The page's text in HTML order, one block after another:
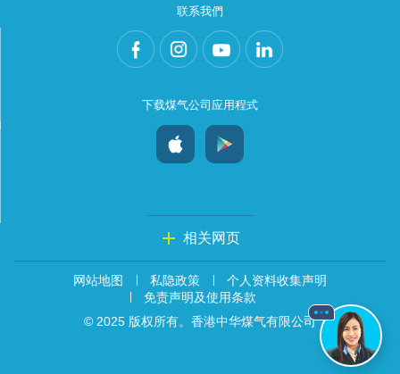
联系我們
下载煤气公司应用程式
相关网页
网站地图 私隐政策
个人资料收集声明
免责声明及使用条款
© 2025 版权所有。香港中华煤气有限公司